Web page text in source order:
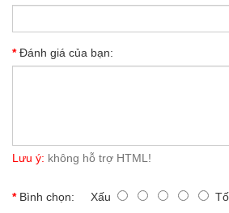
Đánh giá của bạn:
Lưu ý: không hỗ trợ HTML!
Bình chọn: Xấu